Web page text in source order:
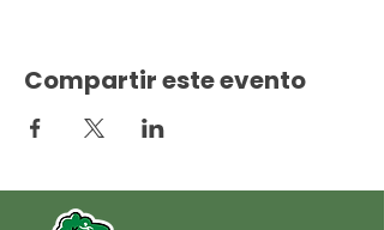
Compartir este evento